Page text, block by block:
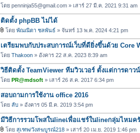
โดย penninja55@gmail.com » เสาร์ 27 มี.ค. 2021 9:31 am
ติดตั้ง phpBB ไม่ได้
ฟ
ล์
แ
น
บ
โดย พัณณิตา ชลพันธ์ » จันทร์ 13 พ.ค. 2024 4:21 pm
เตรียมพบกับประสบการณ์เว็บที่ดียิ่งขึ้นด้วย Core
โดย Thakoon » อังคาร 22 ส.ค. 2023 8:39 am
วิธีติดตั้ง TeamViewer ทีมวิวเวอร์ ตั้งแต่การดาว
โดย PR@mdsoft » เสาร์ 26 ส.ค. 2017 6:34 pm
สอบถามการใช้งาน office 2016
โดย ลับ » อังคาร 05 มี.ค. 2019 3:54 pm
มีวิธีการรวมโพสในlineเพื่อแชร์ในlineกลุ่มไหมค
โดย สุเฑพ/วังสฆบูรณ์218 » เสาร์ 20 เม.ย. 2019 1:46 pm